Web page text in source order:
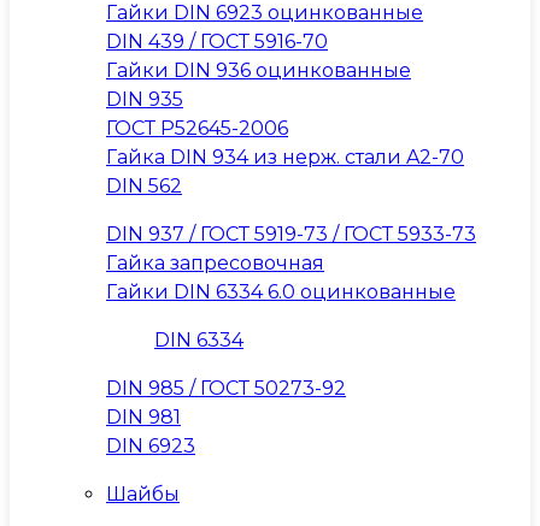
Гайки DIN 6923 оцинкованные
DIN 439 / ГОСТ 5916-70
Гайки DIN 936 оцинкованные
DIN 935
ГОСТ Р52645-2006
Гайка DIN 934 из нерж. стали A2-70
DIN 562
DIN 937 / ГОСТ 5919-73 / ГОСТ 5933-73
Гайка запресовочная
Гайки DIN 6334 6.0 оцинкованные
DIN 6334
DIN 985 / ГОСТ 50273-92
DIN 981
DIN 6923
Шайбы